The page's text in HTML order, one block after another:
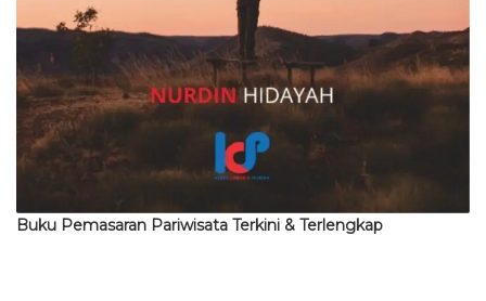
Buku Pemasaran Pariwisata Terkini & Terlengkap